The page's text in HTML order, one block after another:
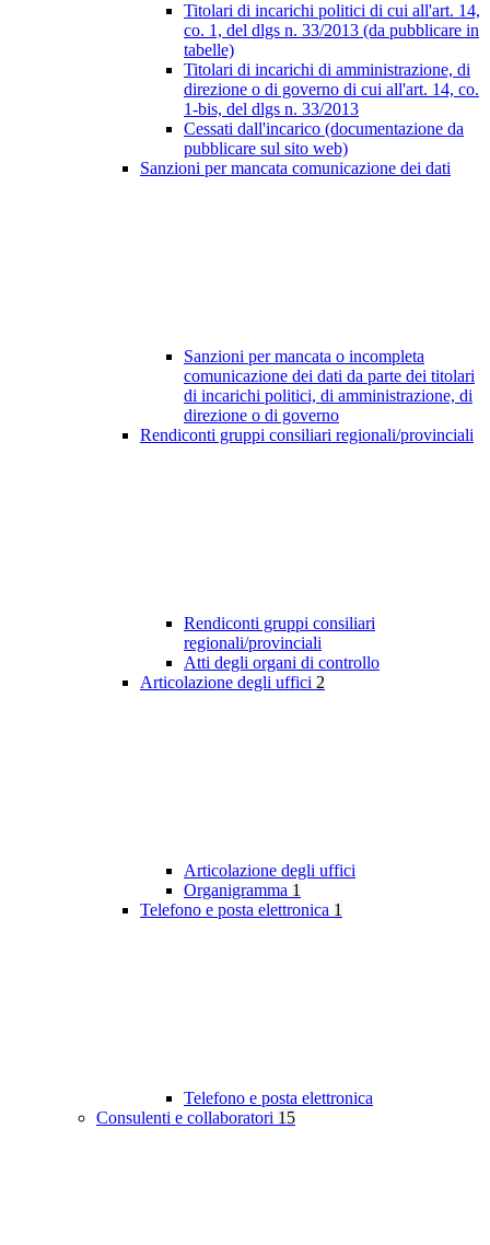
Titolari di incarichi politici di cui all'art. 14,
co. 1, del dlgs n. 33/2013 (da pubblicare in
tabelle)
Titolari di incarichi di amministrazione, di
direzione o di governo di cui all'art. 14, co.
1-bis, del dlgs n. 33/2013
Cessati dall'incarico (documentazione da
pubblicare sul sito web)
Sanzioni per mancata comunicazione dei dati
Sanzioni per mancata o incompleta
comunicazione dei dati da parte dei titolari
di incarichi politici, di amministrazione, di
direzione o di governo
Rendiconti gruppi consiliari regionali/provinciali
Rendiconti gruppi consiliari
regionali/provinciali
Atti degli organi di controllo
Articolazione degli uffici 2
Articolazione degli uffici
Organigramma 1
Telefono e posta elettronica 1
Telefono e posta elettronica
Consulenti e collaboratori 15